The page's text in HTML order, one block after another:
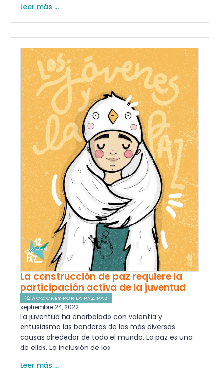
Leer más ...
La construcción de paz requiere la
participación activa de la juventud
12 ACCIONES POR LA PAZ,PAZ
septiembre 24, 2022
La juventud ha enarbolado con valentía y
entusiasmo las banderas de las más diversas
causas alrededor de todo el mundo. La paz es una
de ellas. La inclusión de los
Leer más ...